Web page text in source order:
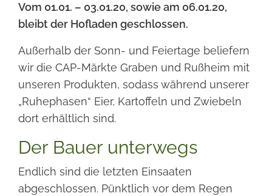
Vom 01.01. – 03.01.20, sowie am 06.01.20,
bleibt der Hofladen geschlossen.
Außerhalb der Sonn- und Feiertage beliefern
wir die CAP-Märkte Graben und Rußheim mit
unseren Produkten, sodass während unserer
„Ruhephasen“ Eier, Kartoffeln und Zwiebeln
dort erhältlich sind.
Der Bauer unterwegs
Endlich sind die letzten Einsaaten
abgeschlossen. Pünktlich vor dem Regen